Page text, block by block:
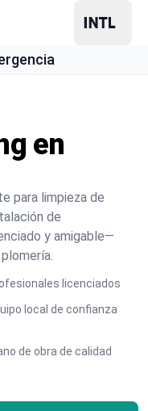
en
para limpieza de
de
y amigable—
licenciados
local de confianza
de obra de calidad